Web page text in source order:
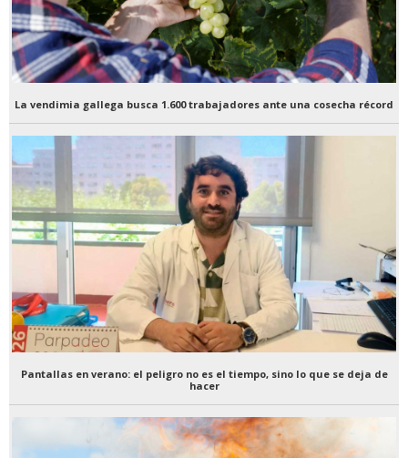
La vendimia gallega busca 1.600 trabajadores ante una cosecha récord
Pantallas en verano: el peligro no es el tiempo, sino lo que se deja de
hacer